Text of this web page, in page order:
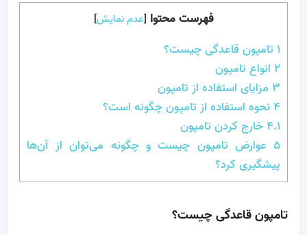
فهرست محتوا [عدم نمایش]
1 تامپون قاعدگی چیست؟
2 انواع تامپون
3 مزایای استفاده از تامپون
4 نحوه استفاده از تامپون چگونه است؟
4.1 خارج کردن تامپون
5عوارض تامپون چیست و چگونه می‌توان از آن‌ها
پیشگیری کرد؟
تامپون قاعدگی چیست؟